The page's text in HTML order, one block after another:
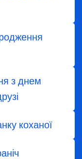
з днем
коханої